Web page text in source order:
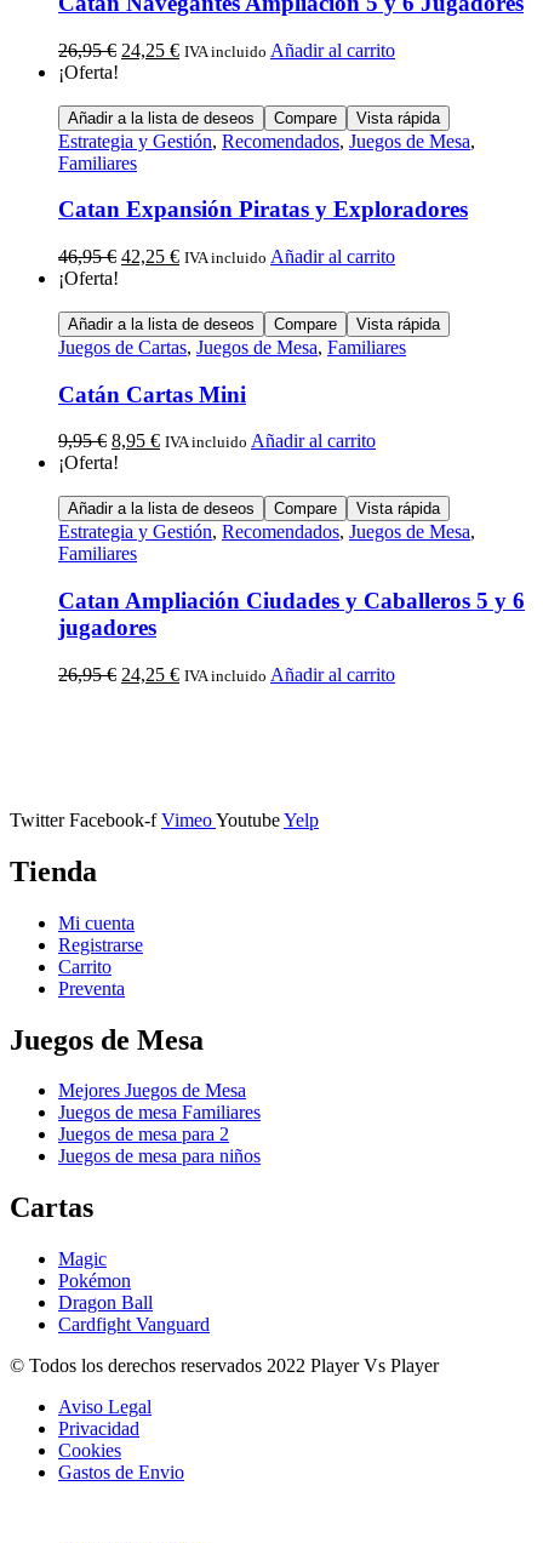
26,95€ 24,25 € IVA incluido Añadir al carrito
¡Oferta!
Añadir a la lista de deseos Compare Vista rápida
Estrategia y Gestión, Recomendados, Juegos de Mesa,
Familiares
Catan Expansión Piratas y Exploradores
46,95€ 42,25 € IVA incluido Añadir al carrito
¡Oferta!
Añadir a la lista de deseos Compare Vista rápida
Juegos de Cartas, Juegos de Mesa, Familiares
Catán Cartas Mini
9,95€ 8,95 € IVA incluido Añadir al carrito
¡Oferta!
Añadir a la lista de deseos Compare Vista rápida
Estrategia y Gestión, Recomendados, Juegos de Mesa,
Familiares
Catan Ampliación Ciudades y Caballeros 5 y 6
jugadores
26,95€ 24,25 € IVA incluido Añadir al carrito
Twitter Facebook-f VimeoYoutubeYelp
Tienda
Mi cuenta
Registrarse
Carrito
Preventa
Juegos de Mesa
Mejores Juegos de Mesa
Juegos de mesa Familiares
Juegos de mesa para 2
Juegos de mesa para niños
Cartas
Magic
Pokémon
Dragon Ball
Cardfight Vanguard
© Todos los derechos reservados 2022 Player Vs Player
Aviso Legal
Privacidad
Cookies
Gastos de Envio